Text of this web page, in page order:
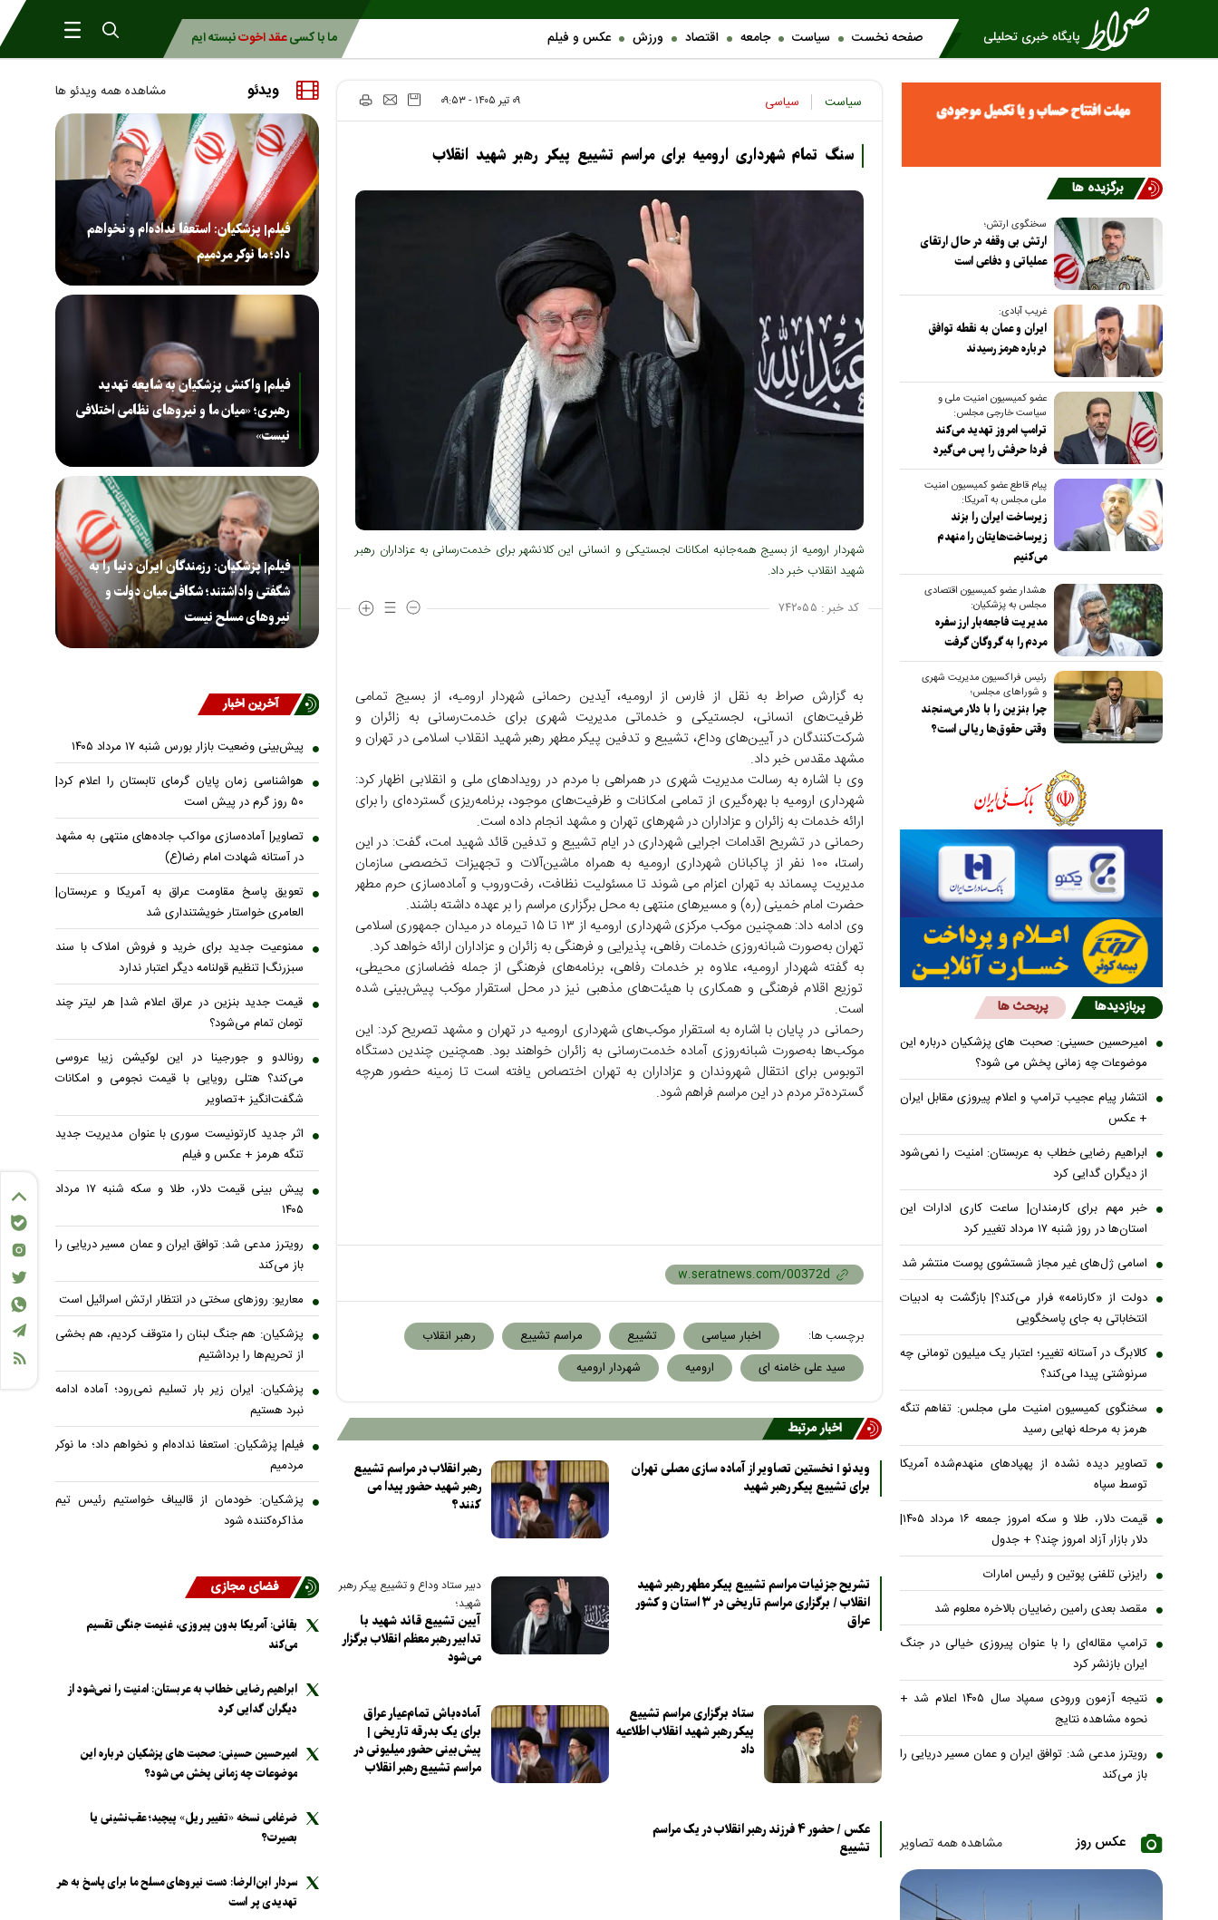
صفحه نخست سیاست جامعه اقتصاد ورزش عکس و فیلم ما با کسیعقد اخوتنبسته ایم
سیاست سیاسی ۰۹ تير ۱۴۰۵ - ۰۹:۵۳
سنگ تمام شهرداری ارومیه برای مراسم تشییع پیکر رهبر شهید انقلاب
شهردار ارومیه از بسیج همه‌جانبه امکانات لجستیکی و انسانی این کلانشهر برای خدمت‌رسانی به عزاداران رهبر
شهید انقلاب خبر داد.
کد خبر : ۷۴۲۰۵۵
به گزارش صراط به نقل از فارس از ارومیه، آیدین رحمانی شهردار ارومیه، از بسیج تمامی
ظرفیت‌های انسانی، لجستیکی و خدماتی مدیریت شهری برای خدمت‌رسانی به زائران و
شرکت‌کنندگان در آیین‌های وداع، تشییع و تدفین پیکر مطهر رهبر شهید انقلاب اسلامی در تهران و
مشهد مقدس خبر داد.
وی با اشاره به رسالت مدیریت شهری در همراهی با مردم در رویدادهای ملی و انقلابی اظهار کرد:
شهرداری ارومیه با بهره‌گیری از تمامی امکانات و ظرفیت‌های موجود، برنامه‌ریزی گسترده‌ای را برای
ارائه خدمات به زائران و عزاداران در شهرهای تهران و مشهد انجام داده است.
رحمانی در تشریح اقدامات اجرایی شهرداری در ایام تشییع و تدفین قائد شهید امت، گفت: در این
راستا، ۱۰۰ نفر از پاکبانان شهرداری ارومیه به همراه ماشین‌آلات و تجهیزات تخصصی سازمان
مدیریت پسماند به تهران اعزام می شوند تا مسئولیت نظافت، رفت‌وروب و آماده‌سازی حرم مطهر
حضرت امام خمینی (ره) و مسیرهای منتهی به محل برگزاری مراسم را بر عهده داشته باشند.
وی ادامه داد: همچنین موکب مرکزی شهرداری ارومیه از ۱۳ تا ۱۵ تیرماه در میدان جمهوری اسلامی
تهران به‌صورت شبانه‌روزی خدمات رفاهی، پذیرایی و فرهنگی به زائران و عزاداران ارائه خواهد کرد.
به گفته شهردار ارومیه، علاوه بر خدمات رفاهی، برنامه‌های فرهنگی از جمله فضاسازی محیطی،
توزیع اقلام فرهنگی و همکاری با هیئت‌های مذهبی نیز در محل استقرار موکب پیش‌بینی شده
است.
رحمانی در پایان با اشاره به استقرار موکب‌های شهرداری ارومیه در تهران و مشهد تصریح کرد: این
موکب‌ها به‌صورت شبانه‌روزی آماده خدمت‌رسانی به زائران خواهند بود. همچنین چندین دستگاه
اتوبوس برای انتقال شهروندان و عزاداران به تهران اختصاص یافته است تا زمینه حضور هرچه
گسترده‌تر مردم در این مراسم فراهم شود.
برچسب ها: اخبار سیاسی تشییع مراسم تشییع
رهبر انقلاب
سید علی خامنه ای
ارومیه شهردار ارومیه
اخبار مرتبط
ویدئو l نخستین تصاویر از آماده سازی مصلی تهران
برای تشییع پیکر رهبر شهید
رهبر انقلاب در مراسم تشییع
رهبر شهید حضور پیدا می
کنند؟
تشریح جزئیات مراسم تشییع پیکر مطهر رهبر شهید
انقلاب / برگزاری مراسم تاریخی در ۳ استان و کشور
عراق
دبیر ستاد وداع و تشییع پیکر رهبر
شهید؛
آیین تشییع قائد شهید با
تدابیر رهبر معظم انقلاب برگزار
می‌شود
ستاد برگزاری مراسم تشییع
پیکر رهبر شهید انقلاب اطلاعیه
داد
آماده‌باش تمام‌عیار عراق
برای یک بدرقه تاریخی |
پیش‌بینی حضور میلیونی در
مراسم تشییع رهبر انقلاب
عکس / حضور ۴ فرزند رهبر انقلاب در یک مراسم
تشییع
برگزیده ها
سخنگوی ارتش؛
ارتش بی وقفه در حال ارتقای
عملیاتی و دفاعی است
غریب آبادی:
ایران و عمان به نقطه توافق
درباره هرمز رسیدند
عضو کمیسیون امنیت ملی و
سیاست خارجی مجلس:
ترامپ امروز تهدید می‌کند
فردا حرفش را پس می‌گیرد
پیام قاطع عضو کمیسیون امنیت
ملی مجلس به آمریکا:
زیرساخت ایران را بزند
زیرساخت‌هایتان را منهدم
می‌کنیم
هشدار عضو کمیسیون اقتصادی
مجلس به پزشکیان:
مدیریت فاجعه‌بار ارز سفره
مردم را به گروگان گرفت
رئیس فراکسیون مدیریت شهری
و شوراهای مجلس؛
چرا بنزین را با دلار می‌سنجند
وقتی حقوق‌ها ریالی است؟
پربازدیدها پربحث ها
امیرحسین حسینی: صحبت های پزشکیان درباره این
موضوعات چه زمانی پخش می شود؟
انتشار پیام عجیب ترامپ و اعلام پیروزی مقابل ایران
+ عکس
ابراهیم رضایی خطاب به عربستان: امنیت را نمی‌شود
از دیگران گدایی کرد
خبر مهم برای کارمندان| ساعت کاری ادارات این
استان‌ها در روز شنبه ۱۷ مرداد تغییر کرد
اسامی ژل‌های غیر مجاز شستشوی پوست منتشر شد
دولت از «کارنامه» فرار می‌کند؟| بازگشت به ادبیات
انتخاباتی به جای پاسخگویی
کالابرگ در آستانه تغییر؛ اعتبار یک میلیون تومانی چه
سرنوشتی پیدا می‌کند؟
سخنگوی کمیسیون امنیت ملی مجلس: تفاهم تنگه
هرمز به مرحله نهایی رسید
تصاویر دیده نشده از پهپادهای منهدم‌شده آمریکا
توسط سپاه
قیمت دلار، طلا و سکه امروز جمعه ۱۶ مرداد ۱۴۰۵|
دلار بازار آزاد امروز چند؟ + جدول
رایزنی تلفنی پوتین و رئیس امارات
مقصد بعدی رامین رضاییان بالاخره معلوم شد
ترامپ مقاله‌ای را با عنوان پیروزی خیالی در جنگ
ایران بازنشر کرد
نتیجه آزمون ورودی سمپاد سال ۱۴۰۵ اعلام شد +
نحوه مشاهده نتایج
رویترز مدعی شد: توافق ایران و عمان مسیر دریایی را
باز می‌کند
عکس روز مشاهده همه تصاویر
ویدئو مشاهده همه ویدئو ها
فیلم| پزشکیان: استعفا نداده‌ام و نخواهم
داد؛ ما نوکر مردمیم
فیلم| واکنش پزشکیان به شایعه تهدید
رهبری؛ «میان ما و نیروهای نظامی اختلافی
نیست»
فیلم| پزشکیان: رزمندگان ایران دنیا را به
شگفتی واداشتند؛ شکافی میان دولت و
نیروهای مسلح نیست
آخرین اخبار
پیش‌بینی وضعیت بازار بورس شنبه ۱۷ مرداد ۱۴۰۵
هواشناسی زمان پایان گرمای تابستان را اعلام کرد|
۵۰ روز گرم در پیش است
تصاویر| آماده‌سازی مواکب جاده‌های منتهی به مشهد
در آستانه شهادت امام رضا(ع)
تعویق پاسخ مقاومت عراق به آمریکا و عربستان|
العامری خواستار خویشتنداری شد
ممنوعیت جدید برای خرید و فروش املاک با سند
سبزرنگ| تنظیم قولنامه دیگر اعتبار ندارد
قیمت جدید بنزین در عراق اعلام شد| هر لیتر چند
تومان تمام می‌شود؟
رونالدو و جورجینا در این لوکیشن زیبا عروسی
می‌کند؟ هتلی رویایی با قیمت نجومی و امکانات
شگفت‌انگیز +تصاویر
اثر جدید کارتونیست سوری با عنوان مدیریت جدید
تنگه هرمز + عکس و فیلم
پیش بینی قیمت دلار، طلا و سکه شنبه ۱۷ مرداد
۱۴۰۵
رویترز مدعی شد: توافق ایران و عمان مسیر دریایی را
باز می‌کند
معاریو: روزهای سختی در انتظار ارتش اسرائیل است
پزشکیان: هم جنگ لبنان را متوقف کردیم، هم بخشی
از تحریم‌ها را برداشتیم
پزشکیان: ایران زیر بار تسلیم نمی‌رود؛ آماده ادامه
نبرد هستیم
فیلم| پزشکیان: استعفا نداده‌ام و نخواهم داد؛ ما نوکر
مردمیم
پزشکیان: خودمان از قالیباف خواستیم رئیس تیم
مذاکره‌کننده شود
فضای مجازی
بقائی: آمریکا بدون پیروزی، غنیمت جنگی تقسیم
می‌کند
ابراهیم رضایی خطاب به عربستان: امنیت را نمی‌شود از
دیگران گدایی کرد
امیرحسین حسینی: صحبت های پزشکیان درباره این
موضوعات چه زمانی پخش می شود؟
ضرغامی نسخه «تغییر ریل» پیچید؛ عقب‌نشینی یا
بصیرت؟
سردار ابن‌الرضا: دست نیرو‌های مسلح ما برای پاسخ به هر
تهدیدی پر است